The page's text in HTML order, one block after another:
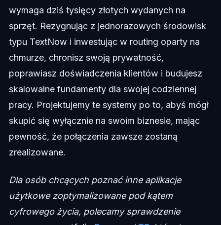
wymaga dziś tysięcy złotych wydanych na
sprzęt. Rezygnując z jednorazowych środowisk
typu TextNow i inwestując w routing oparty na
chmurze, chronisz swoją prywatność,
poprawiasz doświadczenia klientów i budujesz
skalowalne fundamenty dla swojej codziennej
pracy. Projektujemy te systemy po to, abyś mógł
skupić się wyłącznie na swoim biznesie, mając
pewność, że połączenia zawsze zostaną
zrealizowane.
Dla osób chcących poznać inne aplikacje
użytkowe zoptymalizowane pod kątem
cyfrowego życia, polecamy sprawdzenie